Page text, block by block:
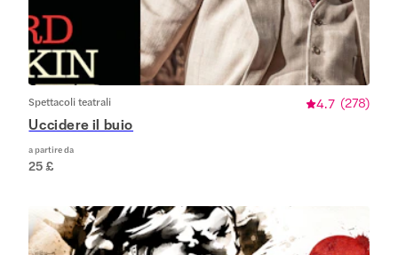
Spettacoli teatrali 4.7 (278)
Uccidere il buio
a partire da
25 £